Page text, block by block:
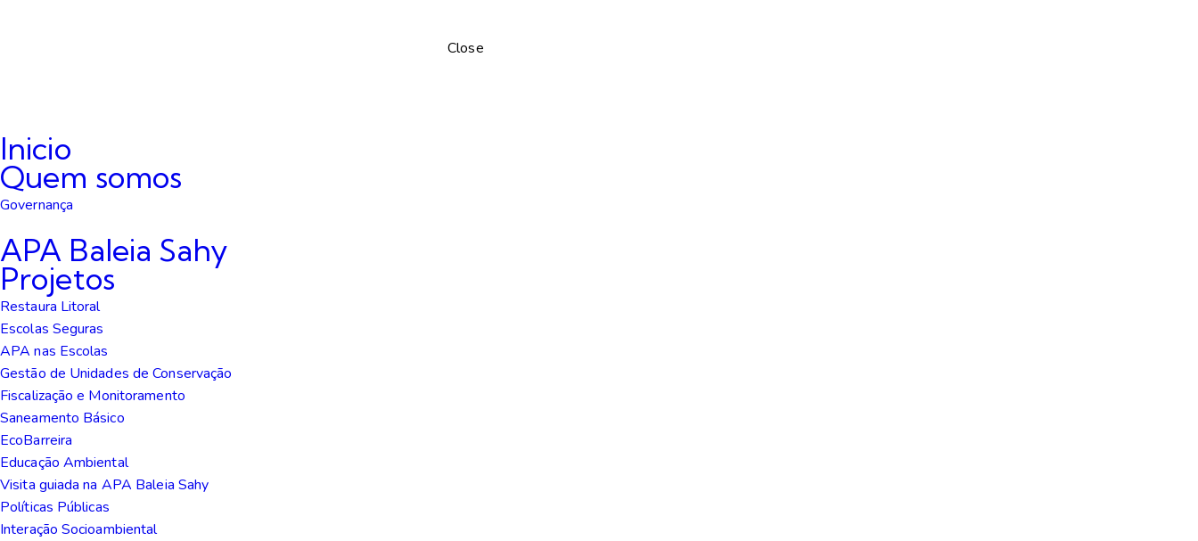
Close
Inicio
Quem somos
Governança
APA Baleia Sahy
Projetos
Restaura Litoral
Escolas Seguras
APA nas Escolas
Gestão de Unidades de Conservação
Fiscalização e Monitoramento
Saneamento Básico
EcoBarreira
Educação Ambiental
Visita guiada na APA Baleia Sahy
Políticas Públicas
Interação Socioambiental